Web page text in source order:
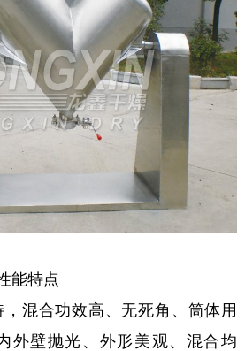
能特点
合功效高、无死角、筒体用
外壁抛光、外形美观、混合均